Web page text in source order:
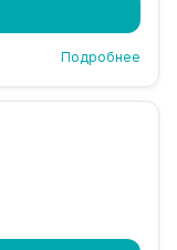
Подробнее